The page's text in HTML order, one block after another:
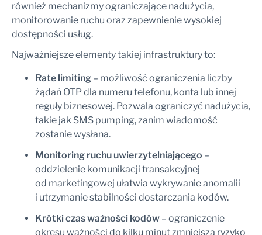
również mechanizmy ograniczające nadużycia,
monitorowanie ruchu oraz zapewnienie wysokiej
dostępności usług.
Najważniejsze elementy takiej infrastruktury to:
Rate limiting – możliwość ograniczenia liczby
żądań OTP dla numeru telefonu, konta lub innej
reguły biznesowej. Pozwala ograniczyć nadużycia,
takie jak SMS pumping, zanim wiadomość
zostanie wysłana.
Monitoring ruchu uwierzytelniającego –
oddzielenie komunikacji transakcyjnej
od marketingowej ułatwia wykrywanie anomalii
i utrzymanie stabilności dostarczania kodów.
Krótki czas ważności kodów – ograniczenie
okresu ważności do kilku minut zmniejsza ryzyko